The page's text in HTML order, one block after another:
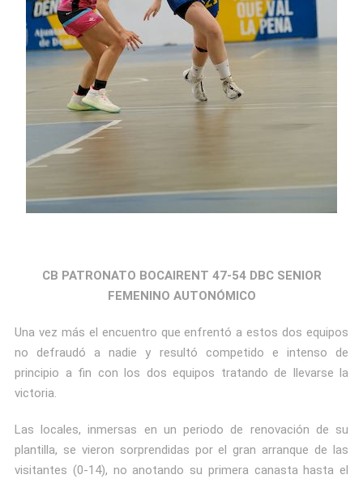
CB PATRONATO BOCAIRENT 47-54 DBC SENIOR
FEMENINO AUTONÓMICO
Una vez más el encuentro que enfrentó a estos dos equipos
no defraudó a nadie y resultó competido e intenso de
principio a fin con los dos equipos tratando de llevarse la
victoria.
Las locales, inmersas en un periodo de renovación de su
plantilla, se vieron sorprendidas por el gran arranque de las
visitantes (0-14), no anotando su primera canasta hasta el